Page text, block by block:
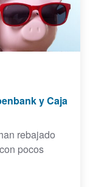
y Caja
rebajado
pocos